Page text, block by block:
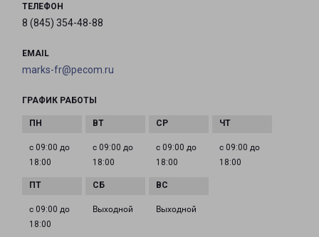
ТЕЛЕФОН
8 (845) 354-48-88
EMAIL
marks-fr@pecom.ru
ГРАФИК РАБОТЫ
с 09:00 до
18:00
с 09:00 до
18:00
с 09:00 до
18:00
с 09:00 до
18:00
с 09:00 до
18:00
Выходной Выходной